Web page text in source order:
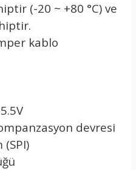
(-20 ~ +80 °C) ve
kablo
devresi